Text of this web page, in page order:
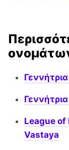
League of
Vastaya